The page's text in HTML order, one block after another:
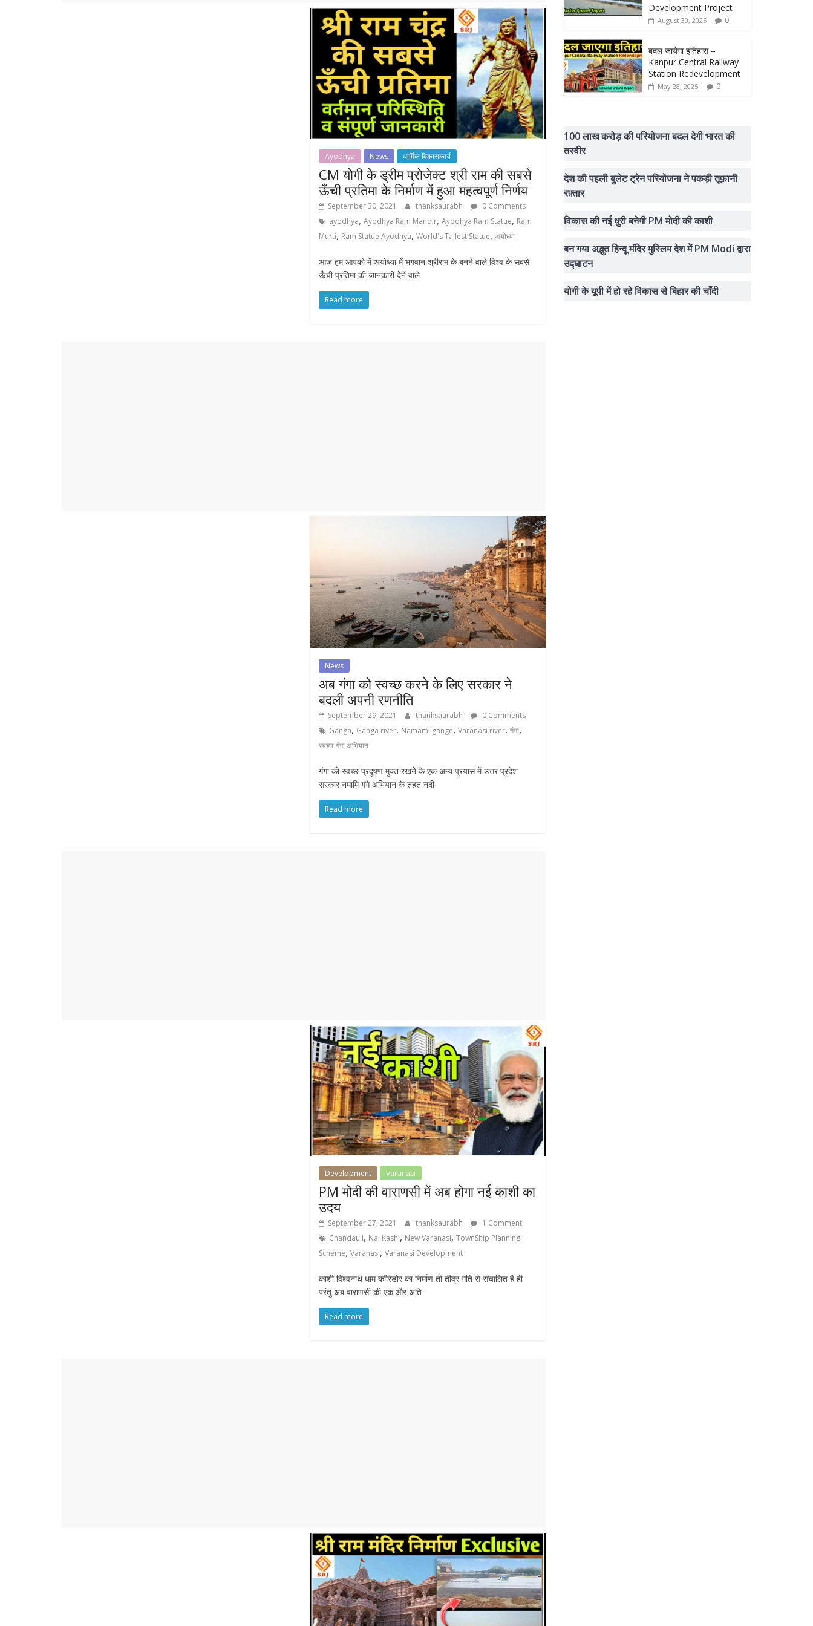
Ayodhya News धार्मिक विकासकार्य
CM योगी के ड्रीम प्रोजेक्ट श्री राम की सबसे
ऊँची प्रतिमा के निर्माण में हुआ महत्वपूर्ण निर्णय
September 30, 2021 thanksaurabh
0 Comments
ayodhya,Ayodhya Ram Mandir,Ayodhya Ram Statue, Ram
Murti, Ram Statue Ayodhya,World's Tallest Statue,अयोध्या
आज हम आपको में अयोध्या में भगवान श्रीराम के बनने वाले विश्व के सबसे
ऊँची प्रतिमा की जानकारी देनें वाले
Read more
News
अब गंगा को स्वच्छ करने के लिए सरकार ने
बदली अपनी रणनीति
September 29, 2021 thanksaurabh
0 Comments
Ganga, Ganga river, Namami gange,Varanasi river,गंगा,
स्वच्छ गंगा अभियान
गंगा को स्वच्छ प्रदूषण मुक्त रखने के एक अन्य प्रयास में उत्तर प्रदेश
सरकार नमामि गंगे अभियान के तहत नदी
Read more
Development Varanasi
PM मोदी की वाराणसी में अब होगा नई काशी का
उदय
September 27, 2021 thanksaurabh
1 Comment
Chandauli, Nai Kashi, New Varanasi,TownShip Planning
Scheme,Varanasi,Varanasi Development
काशी विश्वनाथ धाम कॉरिडोर का निर्माण तो तीव्र गति से संचालित है ही
परंतु अब वाराणसी की एक और अति
Read more
Development Project
August 30, 2025 0
बदल जायेगा इतिहास –
Kanpur Central Railway
Station Redevelopment
May 28, 2025 0
100 लाख करोड़ की परियोजना बदल देगी भारत की
तस्वीर
देश की पहली बुलेट ट्रेन परियोजना ने पकड़ी तूफ़ानी
रफ़्तार
विकास की नई धुरी बनेगी PM मोदी की काशी
बन गया अद्भुत हिन्दू मंदिर मुस्लिम देश में PM Modi द्वारा
उद्घाटन
योगी के यूपी में हो रहे विकास से बिहार की चाँदी